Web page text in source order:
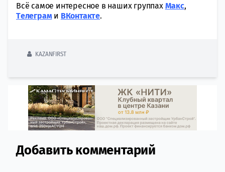
Всё самое интересное в наших группах Макс,
Tелеграми ВКонтакте.
KAZANFIRST
Comment section
Добавить комментарий